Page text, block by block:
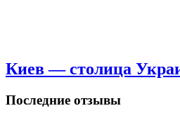
Киев — столица
Последние отзывы